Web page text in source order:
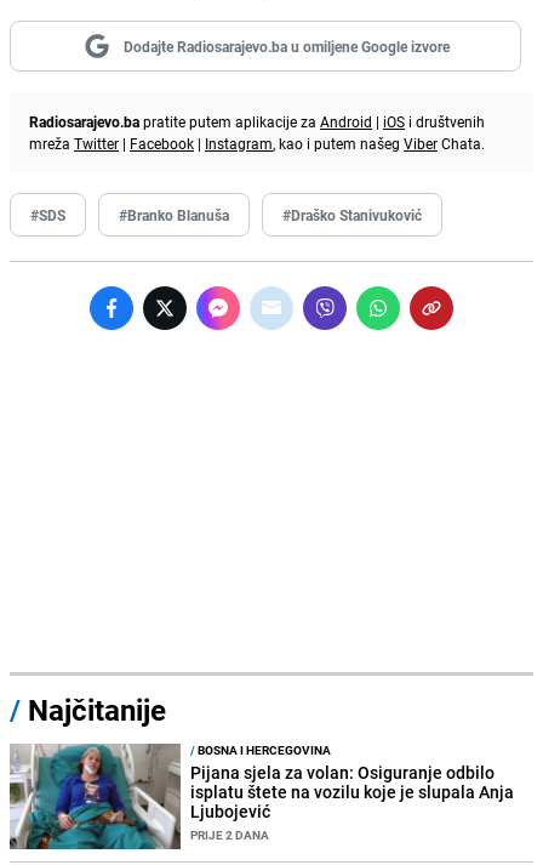
Dodajte Radiosarajevo.ba u omiljene Google izvore
Radiosarajevo.bapratite putem aplikacije za Android | iOS i društvenih
mreža Twitter | Facebook | Instagram, kao i putem našeg ViberChata.
#SDS #Branko Blanuša #Draško Stanivuković
/ Najčitanije
/BOSNA I HERCEGOVINA
Pijana sjela za volan: Osiguranje odbilo
isplatu štete na vozilu koje je slupala Anja
Ljubojević
PRIJE 2 DANA